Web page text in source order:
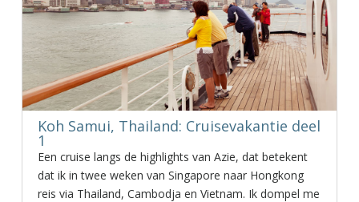
Koh Samui, Thailand: Cruisevakantie deel
1
Een cruise langs de highlights van Azie, dat betekent
dat ik in twee weken van Singapore naar Hongkong
reis via Thailand, Cambodja en Vietnam. Ik dompel me